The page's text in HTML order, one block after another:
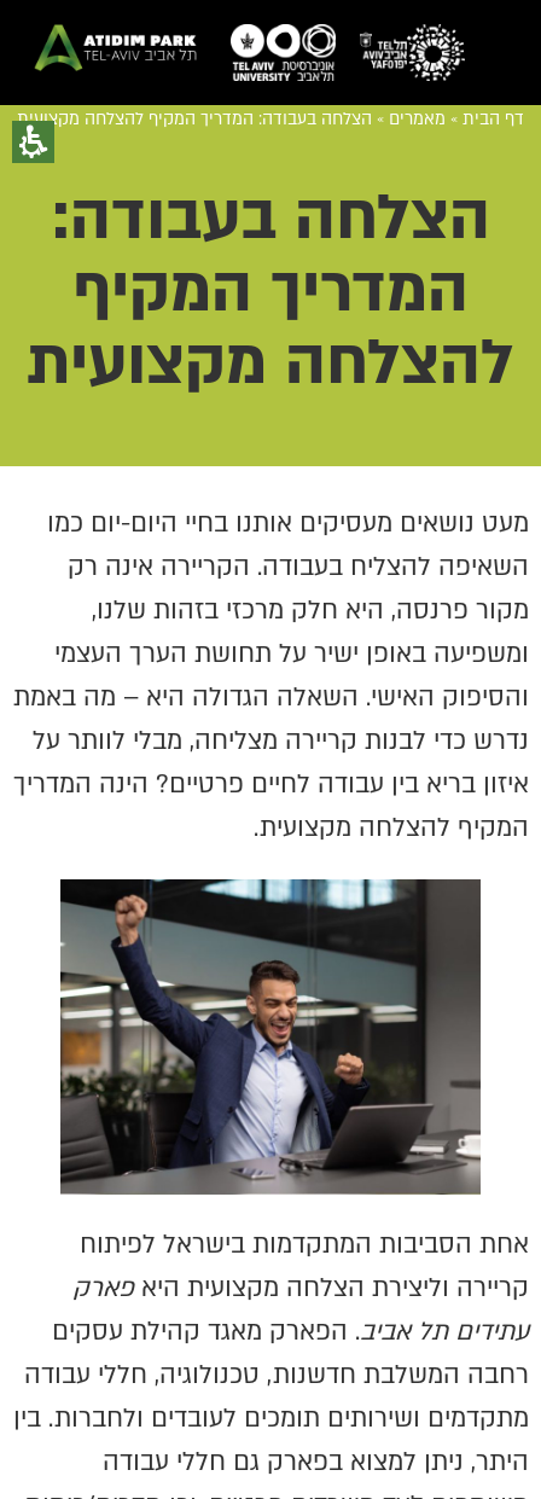
דף הבית » מאמרים » הצלחה בעבודה: המדריך המקיף להצלחה מקצועית
הצלחה בעבודה:
המדריך המקיף
להצלחה מקצועית
מעט נושאים מעסיקים אותנו בחיי היום-יום כמו
השאיפה להצליח בעבודה. הקריירה אינה רק
מקור פרנסה, היא חלק מרכזי בזהות שלנו,
ומשפיעה באופן ישיר על תחושת הערך העצמי
והסיפוק האישי. השאלה הגדולה היא – מה באמת
נדרש כדי לבנות קריירה מצליחה, מבלי לוותר על
איזון בריא בין עבודה לחיים פרטיים? הינה המדריך
המקיף להצלחה מקצועית.
אחת הסביבות המתקדמות בישראל לפיתוח
קריירה וליצירת הצלחה מקצועית היאפארק
עתידים תל אביב. הפארק מאגד קהילת עסקים
רחבה המשלבת חדשנות, טכנולוגיה, חללי עבודה
מתקדמים ושירותים תומכים לעובדים ולחברות. בין
היתר, ניתן למצוא בפארק גם חללי עבודה